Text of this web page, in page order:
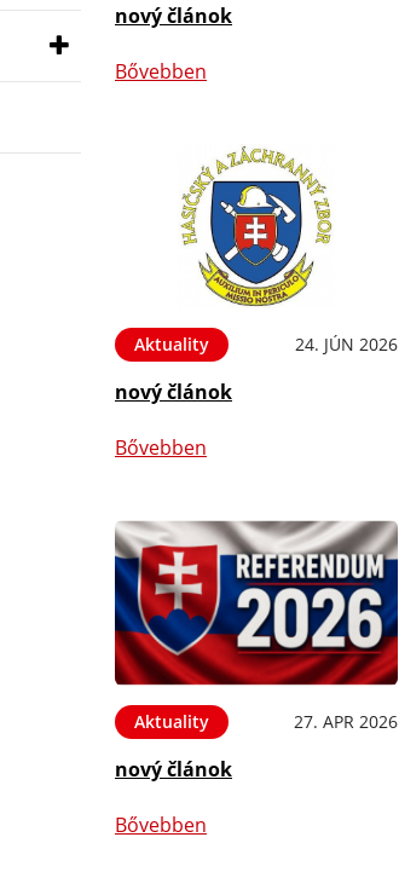
nový článok
Bővebben
Aktuality 24. JÚN 2026
nový článok
Bővebben
Aktuality 27. APR 2026
nový článok
Bővebben